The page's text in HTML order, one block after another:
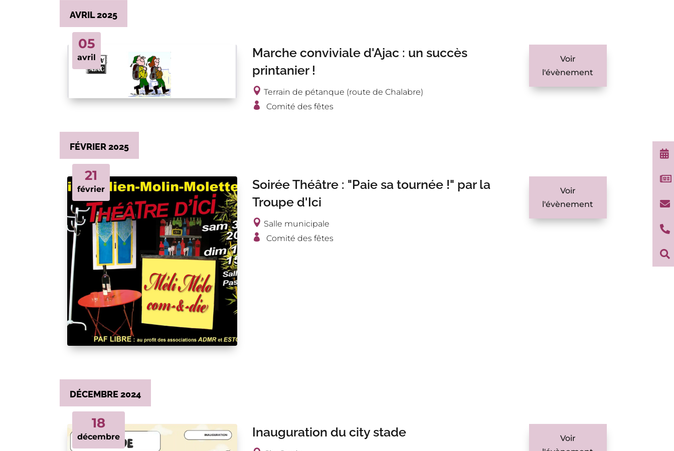





AVRIL 2025
05
avril
Marche conviviale d'Ajac : un succès
printanier !
Terrain de pétanque (route de Chalabre)
Comité des fêtes
Voir
l'évènement
FÉVRIER 2025
21
février
Soirée Théâtre : "Paie sa tournée !" par la
Troupe d'Ici
Salle municipale
Comité des fêtes
Voir
l'évènement
DÉCEMBRE 2024
18
décembre Inauguration du city stade
Voir